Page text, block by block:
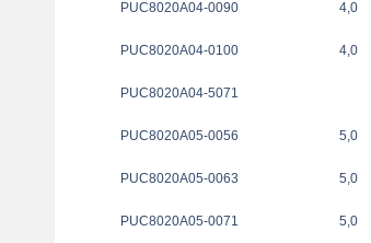
PUC8020A04-0090 4,0
PUC8020A04-0100 4,0
PUC8020A04-5071
PUC8020A05-0056 5,0
PUC8020A05-0063 5,0
PUC8020A05-0071 5,0